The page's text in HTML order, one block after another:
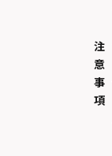
注
意
事
項